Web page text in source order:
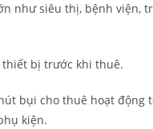
như siêu thị, bệnh viện,
thiết bị trước khi thuê.
bụi cho thuê hoạt động
kiện.